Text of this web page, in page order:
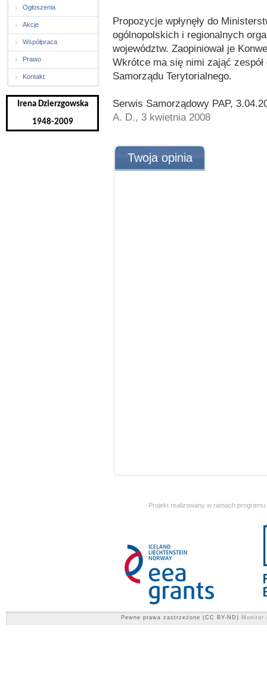
Ogłoszenia
Akcje
Współpraca
Prawo
Kontakt
Irena Dzierzgowska
1948-2009
Propozycje wpłynęły do
ogólnopolskich i regionalnych
województw. Zaopiniował je
Wkrótce ma się nimi zająć
Samorządu Terytorialnego.
Serwis Samorządowy PAP,
A. D., 3 kwietnia 2008
Twoja opinia
Projekt realizowany w ramach
Pewne prawa zastrzeżone (CC BY-ND) Monitor